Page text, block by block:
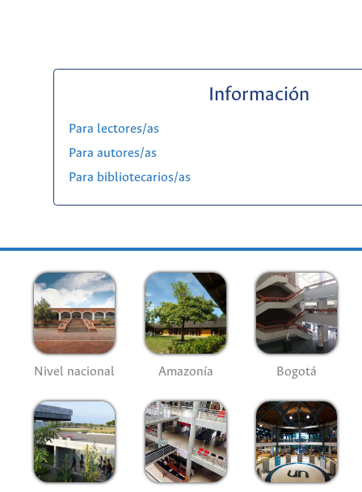
Información
Para lectores/as
Para autores/as
Para bibliotecarios/as
Nivel nacional Amazonía Bogotá